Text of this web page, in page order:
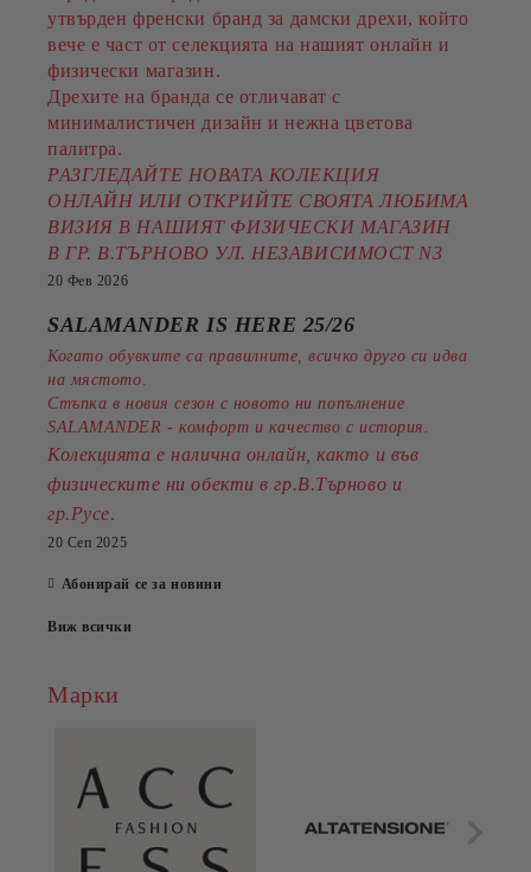
утвърден френски бранд за дамски дрехи, който
вече е част от селекцията на нашият онлайн и
физически магазин.
Дрехите на бранда се отличават с
минималистичен дизайн и нежна цветова
палитра.
РАЗГЛЕДАЙТЕ НОВАТА КОЛЕКЦИЯ
ОНЛАЙН ИЛИ ОТКРИЙТЕ СВОЯТА ЛЮБИМА
ВИЗИЯ В НАШИЯТ ФИЗИЧЕСКИ МАГАЗИН
В ГР. В.ТЪРНОВО УЛ. НЕЗАВИСИМОСТ N3
20 Фев 2026
SALAMANDER IS HERE 25/26
Когато обувките са правилните, всичко друго си идва
на мястото.
Стъпка в новия сезон с новото ни попълнение
SALAMANDER - комфорт и качество с история.
Колекцията е налична онлайн, както и във
физическите ни обекти в гр.В.Търново и
гр.Русе.
20 Сеп 2025
Абонирай се за новини
Виж всички
Марки